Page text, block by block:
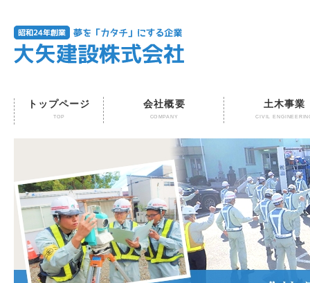
トップページ 会社概要 土木事業